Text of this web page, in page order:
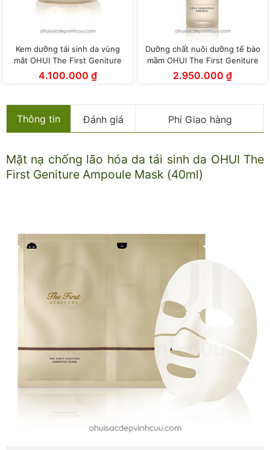
Kem dưỡng tái sinh da vùng
mắt OHUI The First Geniture
Eye Cream (25ml)
4.100.000 ₫
Dưỡng chất nuôi dưỡng tế bào
mầm OHUI The First Geniture
Cell Essential Source (120ml)
2.950.000 ₫
Thông tin Đánh giá Phí Giao hàng
Mặt nạ chống lão hóa da tái sinh da OHUI The
First Geniture Ampoule Mask (40ml)